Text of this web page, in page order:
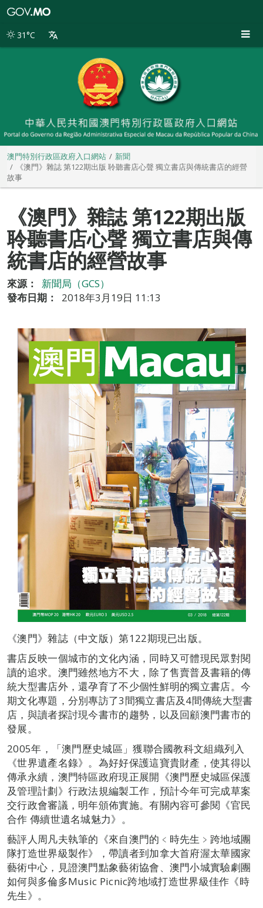
別
31°C
澳門特別行政區政府入口網站
新聞
《澳門》雜誌 第122期出版 聆聽書店心聲 獨立書店與傳統書店的經營
故事
《澳門》雜誌 第122期出版
聆聽書店心聲 獨立書店與傳
統書店的經營故事
來源：
新聞局（GCS）
發布日期：
2018年3月19日 11:13
《澳門》雜誌（中文版）第122期現已出版。
書店反映一個城市的文化內涵，同時又可體現民眾對閱
讀的追求。澳門雖然地方不大，除了售賣普及書籍的傳
統大型書店外，還孕育了不少個性鮮明的獨立書店。今
期文化專題，分別專訪了3間獨立書店及4間傳統大型書
店，與讀者探討現今書市的趨勢，以及回顧澳門書市的
發展。
2005年，「澳門歷史城區」獲聯合國教科文組織列入
《世界遺產名錄》。為好好保護這寶貴財產，使其得以
傳承永續，澳門特區政府現正展開《澳門歷史城區保護
及管理計劃》行政法規編製工作，預計今年可完成草案
交行政會審議，明年頒佈實施。有關內容可參閱《官民
合作 傳續世遺名城魅力》。
藝評人周凡夫執筆的《來自澳門的﹤時先生﹥跨地域團
隊打造世界級製作》，帶讀者到加拿大首府渥太華國家
藝術中心，見證澳門點象藝術協會、澳門小城實驗劇團
如何與多倫多Music Picnic跨地域打造世界級佳作《時
先生》。